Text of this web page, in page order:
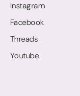
Instagram
Facebook
Threads
Youtube